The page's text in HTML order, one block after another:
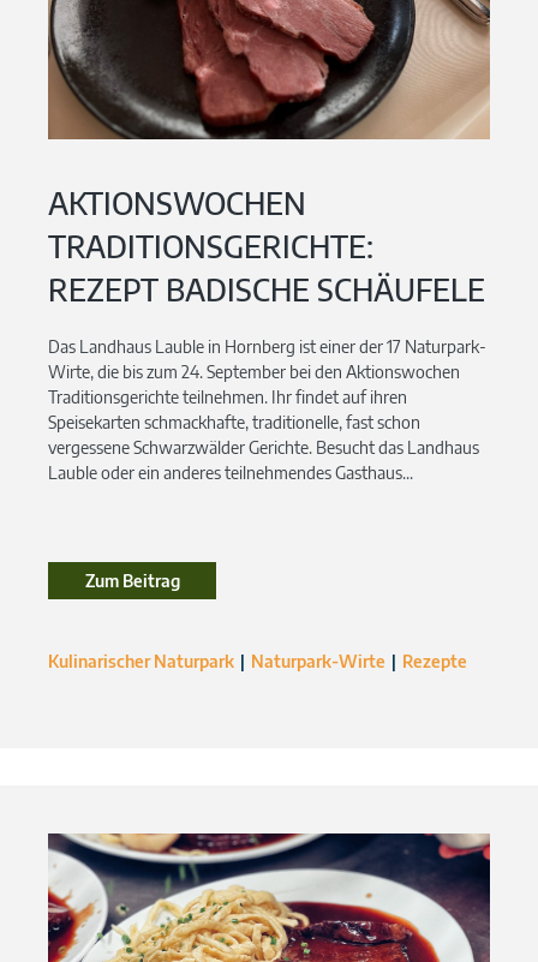
AKTIONSWOCHEN
TRADITIONSGERICHTE:
REZEPT BADISCHE SCHÄUFELE
Das Landhaus Lauble in Hornberg ist einer der 17 Naturpark-
Wirte, die bis zum 24. September bei den Aktionswochen
Traditionsgerichte teilnehmen. Ihr findet auf ihren
Speisekarten schmackhafte, traditionelle, fast schon
vergessene Schwarzwälder Gerichte. Besucht das Landhaus
Lauble oder ein anderes teilnehmendes Gasthaus...
Zum Beitrag
Kulinarischer Naturpark Naturpark-Wirte Rezepte